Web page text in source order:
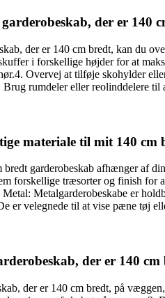
der er 140
der er 140 cm bredt, kan du
i forskellige højder for at
Overvej at tilføje skohylder
rumdeler eller reolinddelere
materiale til mit 140 cm
garderobeskab afhænger af
forskellige træsorter og finish for
Metalgarderobeskabe er
er velegnede til at vise pæne tøj
der er 140
der er 140 cm bredt, på